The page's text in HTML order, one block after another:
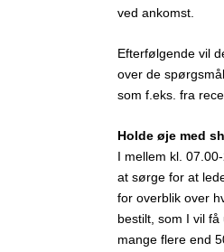
ved ankomst.
Efterfølgende vil
over de
som f.eks. fra
Holde øje med
I mellem kl.
at sørge for at
for overblik over
bestilt, som I vil
mange flere end